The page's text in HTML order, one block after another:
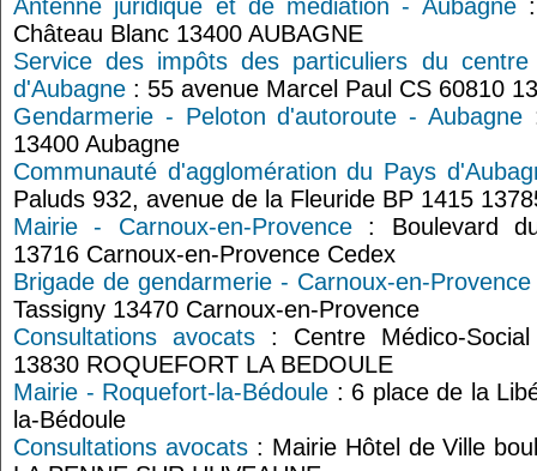
Antenne juridique et de médiation - Aubagne:
Château Blanc 13400 AUBAGNE
Service des impôts des particuliers du
d'Aubagne : 55 avenue Marcel Paul CS 60810
Gendarmerie - Peloton d'autoroute - Aubagne:
13400 Aubagne
Communauté d'agglomération du Pays
Paluds 932, avenue de la Fleuride BP 1415
Mairie - Carnoux-en-Provence: Boulevard
13716 Carnoux-en-Provence Cedex
Brigade de gendarmerie - Carnoux-en-Provence
Tassigny 13470 Carnoux-en-Provence
Consultations avocats: Centre Médico-
13830 ROQUEFORT LA BEDOULE
Mairie - Roquefort-la-Bédoule : 6 place de la
la-Bédoule
Consultations avocats: Mairie Hôtel de Ville